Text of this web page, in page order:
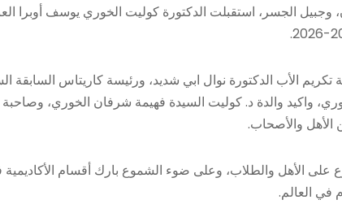
الجسر، استقبلت الدكتورة كوليت الخوري يوسف أوبرا
الأب الدكتورة نوال ابي شديد، ورئيسة كاريتاس السابقة
واكيد والدة د. كوليت السيدة فهيمة شرفان الخوري، وصاحبة
والأصحاب.
على الأهل والطلاب، وعلى ضوء الشموع بارك أقسام
في العالم.